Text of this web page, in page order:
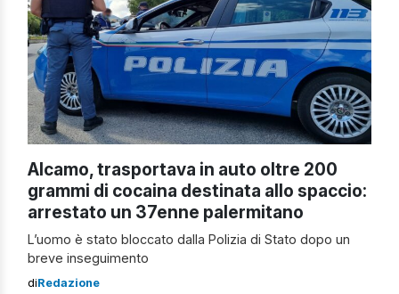
Alcamo, trasportava in auto oltre 200
grammi di cocaina destinata allo spaccio:
arrestato un 37enne palermitano
L’uomo è stato bloccato dalla Polizia di Stato dopo un
breve inseguimento
diRedazione